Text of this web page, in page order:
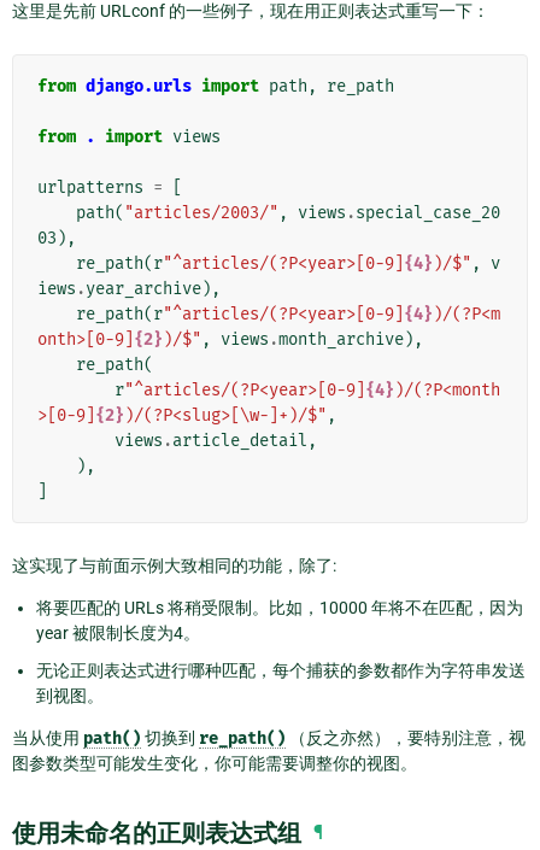
这里是先前 URLconf 的一些例子，现在用正则表达式重写一下：
from django.urls import path , re_path
from . import views
urlpatterns =
path( "articles/2003/" , views .special_case_20
03 ),
re_path(r"^articles/(?P<year>[0-9] {4} )/$" ,
v
iews .year_archive),
re_path(r"^articles/(?P<year>[0-9] {4} )/(?P<m
onth>[0-9] {2} )/$" , views .month_archive),
re_path(
r"^articles/(?P<year>[0-9] {4} )/(?P<month
>[0-9] {2} )/(?P<slug>[\w-]+)/$" ,
views .article_detail ,
),
这实现了与前面示例大致相同的功能，除了:
将要匹配的 URLs 将稍受限制。比如，10000 年将不在匹配，因为
year 被限制长度为4。
无论正则表达式进行哪种匹配，每个捕获的参数都作为字符串发送
到视图。
当从使用 path() 切换到 re_path() （反之亦然），要特别注意，视
图参数类型可能发生变化，你可能需要调整你的视图。
使用未命名的正则表达式组 ¶